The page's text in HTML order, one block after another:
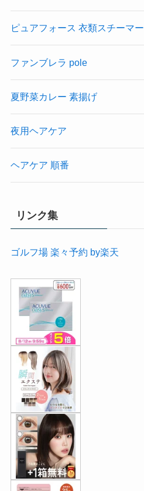
ピュアフォース 衣類スチーマー
ファンブレラ pole
夏野菜カレー 素揚げ
夜用ヘアケア
ヘアケア 順番
リンク集
ゴルフ場 楽々予約 by楽天